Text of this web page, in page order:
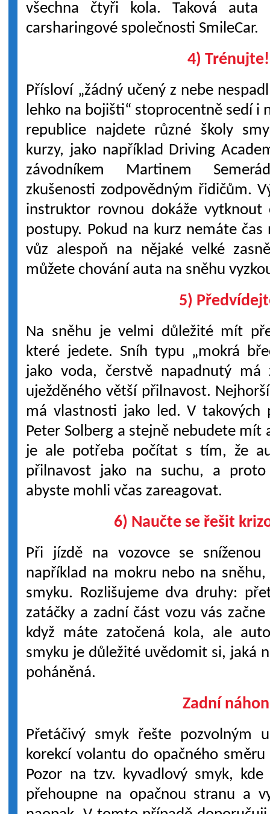
všechna čtyři kola. Taková
carsharingové společnosti SmileCar.
4) Trénujte!
Přísloví „žádný učený z nebe
lehko na bojišti“ stoprocentně sedí i
republice najdete různé školy
kurzy, jako například Driving
závodníkem Martinem
zkušenosti zodpovědným řidičům.
instruktor rovnou dokáže vytknout
postupy. Pokud na kurz nemáte
vůz alespoň na nějaké velké
můžete chování auta na sněhu
5)
Na sněhu je velmi důležité mít
které jedete. Sníh typu „mokrá
jako voda, čerstvě napadnutý
uježděného větší přilnavost.
má vlastnosti jako led. V takových
Peter Solberg a stejně nebudete mít
je ale potřeba počítat s tím, že
přilnavost jako na suchu, a
abyste mohli včas zareagovat.
6) Naučte se řešit
Při jízdě na vozovce se
například na mokru nebo na
smyku. Rozlišujeme dva druhy:
zatáčky a zadní část vozu vás
když máte zatočená kola, ale
smyku je důležité uvědomit si, jaká
poháněná.
Zadní
Přetáčivý smyk řešte pozvolným
korekcí volantu do opačného směru
Pozor na tzv. kyvadlový smyk,
přehoupne na opačnou stranu a